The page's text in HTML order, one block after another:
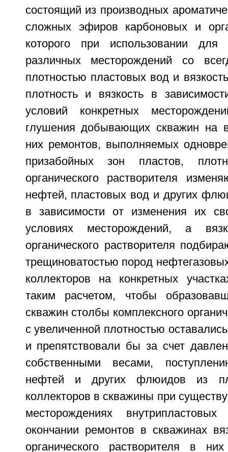
состоящий из производных
сложных эфиров карбоновых и
которого при использовании для
различных месторождений со
плотностью пластовых вод и
плотность и вязкость в
условий конкретных
глушения добывающих скважин на
них ремонтов, выполняемых
призабойных зон пластов,
органического растворителя
нефтей, пластовых вод и других
в зависимости от изменения их
условиях месторождений, а
органического растворителя
трещиноватостью пород
коллекторов на конкретных
таким расчетом, чтобы
скважин столбы комплексного
с увеличенной плотностью
и препятствовали бы за счет
собственными весами,
нефтей и других флюидов из
коллекторов в скважины при
месторождениях
окончании ремонтов в скважинах
органического растворителя в